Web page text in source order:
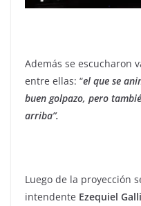
Además se escucharon
entre ellas: “el que se
buen golpazo, pero
arriba”.
Luego de la proyección
intendente Ezequiel